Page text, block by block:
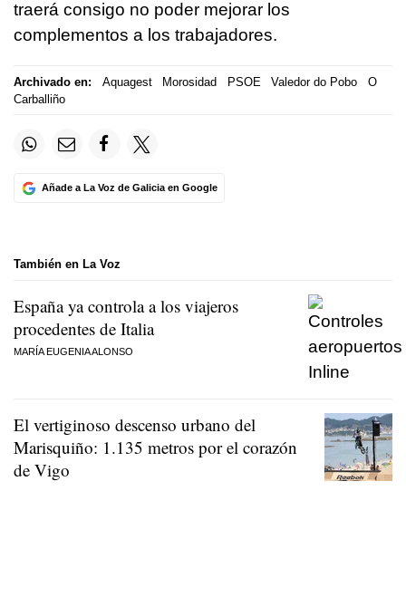
traerá consigo no poder mejorar los
complementos a los trabajadores.
Archivado en: Aquagest Morosidad PSOE Valedor do Pobo
O
Carballiño
Añade a La Voz de Galicia en Google
También en La Voz
España ya controla a los viajeros
procedentes de Italia
MARÍA EUGENIA ALONSO
El vertiginoso descenso urbano del
Marisquiño: 1.135 metros por el corazón
de Vigo